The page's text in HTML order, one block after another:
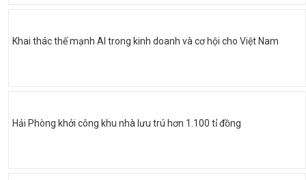
Khai thác thế mạnh AI trong kinh doanh và cơ hội cho Việt Nam
Hải Phòng khởi công khu nhà lưu trú hơn 1.100 tỉ đồng